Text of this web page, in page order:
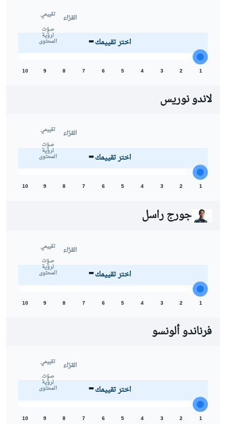
تقييمي
-
القرّاء
صوّت
لرؤية
المحتوى اختر تقييمك
1
2
3
4
5
6
7
8
9
10
لاندو نوريس
تقييمي
-
القرّاء
صوّت
لرؤية
المحتوى اختر تقييمك
1
2
3
4
5
6
7
8
9
10
جورج راسل
تقييمي
-
القرّاء
صوّت
لرؤية
المحتوى اختر تقييمك
1
2
3
4
5
6
7
8
9
10
فرناندو ألونسو
تقييمي
-
القرّاء
صوّت
لرؤية
المحتوى اختر تقييمك
1
2
3
4
5
6
7
8
9
10